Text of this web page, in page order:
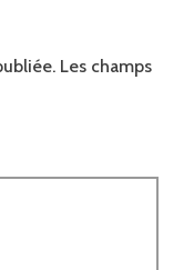
Les champs